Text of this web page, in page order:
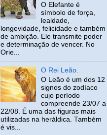
O Elefante é
símbolo de força,
lealdade,
longevidade, felicidade e também
de ambição. Ele transmite poder
e determinação de vencer. No
Orie...
O Rei Leão.
O Leão é um dos 12
signos do zodíaco
cujo período
compreende 23/07 a
22/08. É uma das figuras mais
utilizadas na heráldica. Também
é vis...